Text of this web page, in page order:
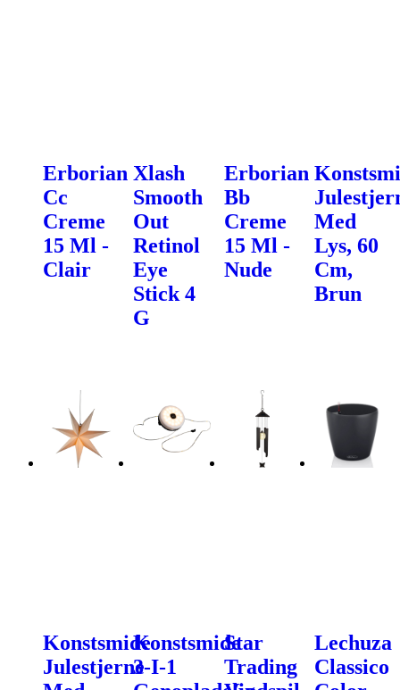
Erborian
Cc
Creme
15 Ml -
Clair
Xlash
Smooth
Out
Retinol
Eye
Stick 4
G
Erborian
Bb
Creme
15 Ml -
Nude
Med
Lys, 60
Cm,
Brun
Konstsmide
Julestjerne
Konstsmide
3-I-1
Star
Trading
Lechuza
Classico